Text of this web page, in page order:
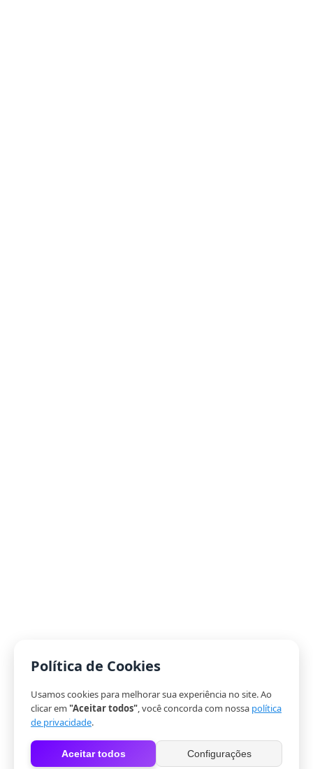
Política de Cookies
Usamos cookies para melhorar sua experiência no site. Ao
clicar em "Aceitar todos", você concorda com nossa política
de privacidade.
Aceitar todos Configurações